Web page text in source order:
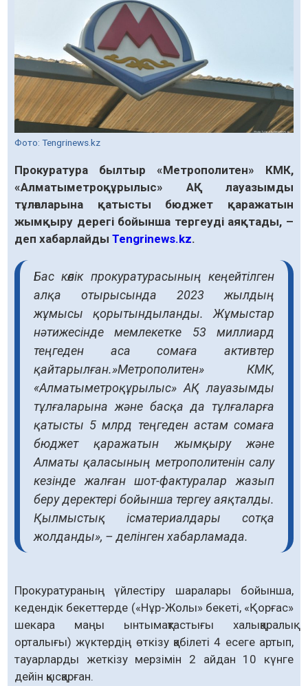
Фото: Tengrinews.kz
Прокуратура былтыр «Метрополитен» КМК,
«Алматыметроқұрылыс» АҚ лауазымды
тұлғаларына қатысты бюджет қаражатын
жымқыру дерегі бойынша тергеуді аяқтады, –
деп хабарлайдыTengrinews.kz.
Бас көлік прокуратурасының кеңейтілген
алқа отырысында 2023 жылдың
жұмысы қорытындыланды. Жұмыстар
нәтижесінде мемлекетке 53 миллиард
теңгеден аса сомаға активтер
қайтарылған.»Метрополитен» КМК,
«Алматыметроқұрылыс» АҚ лауазымды
тұлғаларына және басқа да тұлғаларға
қатысты 5 млрд теңгеден астам сомаға
бюджет қаражатын жымқыру және
Алматы қаласының метрополитенін салу
кезінде жалған шот-фактуралар жазып
беру деректері бойынша тергеу аяқталды.
Қылмыстық ісматериалдары сотқа
жолданды», – делінген хабарламада.
Прокуратураның үйлестіру шаралары бойынша,
кедендік бекеттерде («Нұр-Жолы» бекеті, «Қорғас»
шекара маңы ынтымақтастығы халықаралық
орталығы) жүктердің өткізу қабілеті 4 есеге артып,
тауарларды жеткізу мерзімін 2 айдан 10 күнге
дейін қысқарған.